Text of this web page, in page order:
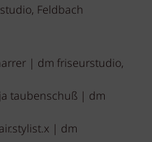
Feldbach
| dm friseurstudio,
taubenschuß | dm
| dm